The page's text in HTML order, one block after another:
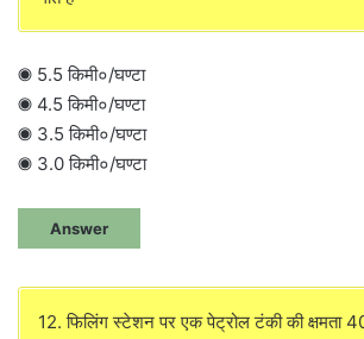
◉ 5.5 किमी०/घण्टा
◉ 4.5 किमी०/घण्टा
◉ 3.5 किमी०/घण्टा
◉ 3.0 किमी०/घण्टा
Answer
12. फिलिंग स्टेशन पर एक पेट्रोल टंकी की क्षमता